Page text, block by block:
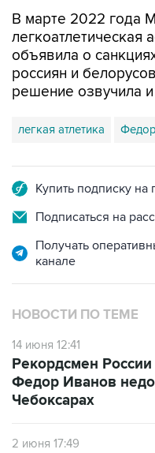
В марте 2022 года
легкоатлетическая
объявила о
россиян и
решение озвучила
легкая атлетика
Купить подписку
Подписаться на
Получать
канале
НОВОСТИ ПО ТЕМЕ
14 июня 12:41
Рекордсмен
Федор Иванов
Чебоксарах
2 июня 17:49